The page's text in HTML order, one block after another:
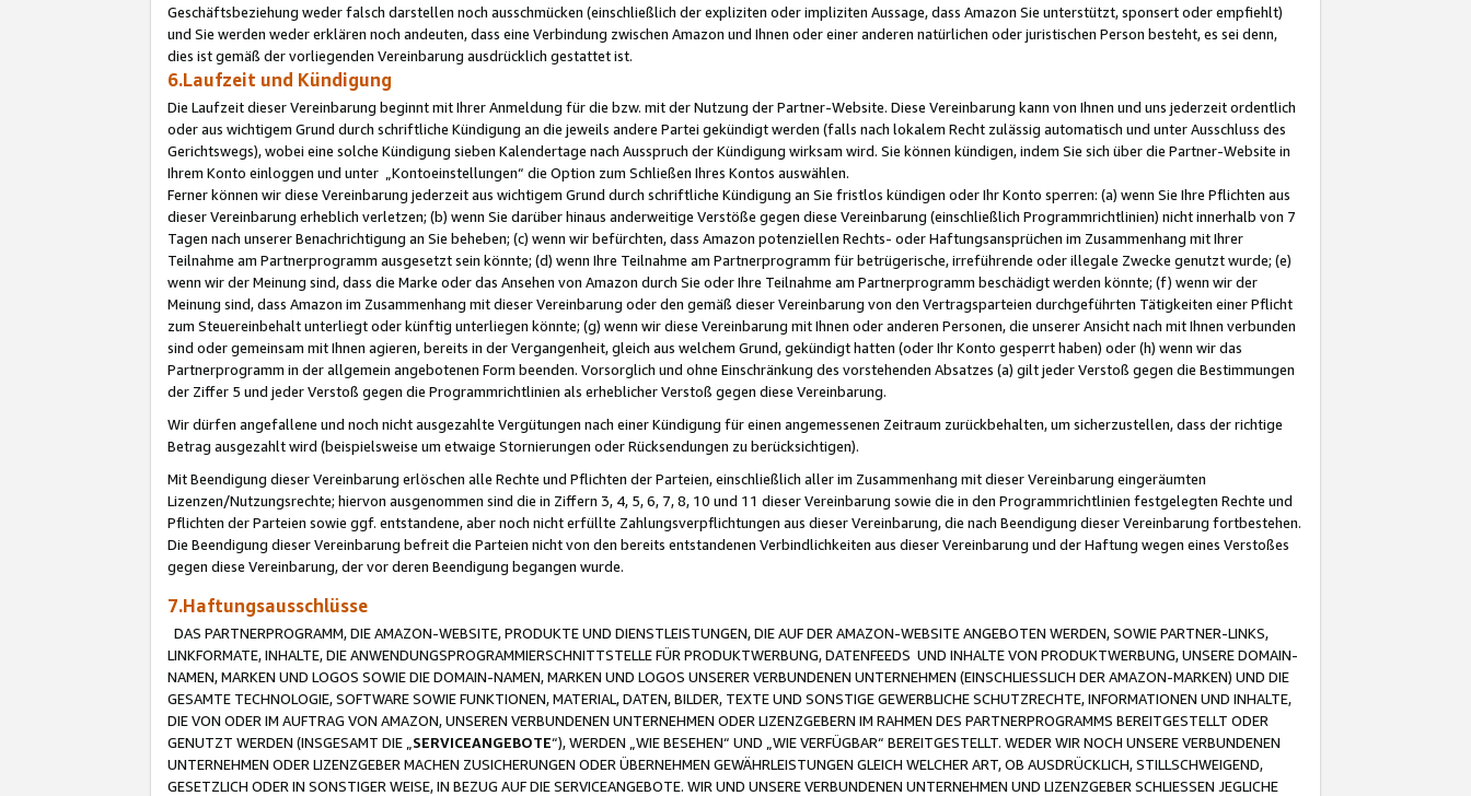
Geschäftsbeziehung weder falsch darstellen noch ausschmücken (einschließlich der expliziten oder impliziten Aussage, dass Amazon Sie unterstützt, sponsert oder empfiehlt)
und Sie werden weder erklären noch andeuten, dass eine Verbindung zwischen Amazon und Ihnen oder einer anderen natürlichen oder juristischen Person besteht, es sei denn,
dies ist gemäß der vorliegenden Vereinbarung ausdrücklich gestattet ist.
6.Laufzeit und Kündigung
Die Laufzeit dieser Vereinbarung beginnt mit Ihrer Anmeldung für die bzw. mit der Nutzung der Partner-Website. Diese Vereinbarung kann von Ihnen und uns jederzeit ordentlich
oder aus wichtigem Grund durch schriftliche Kündigung an die jeweils andere Partei gekündigt werden (falls nach lokalem Recht zulässig automatisch und unter Ausschluss des
Gerichtswegs), wobei eine solche Kündigung sieben Kalendertage nach Ausspruch der Kündigung wirksam wird. Sie können kündigen, indem Sie sich über die Partner-Website in
Ihrem Konto einloggen und unter „Kontoeinstellungen“ die Option zum Schließen Ihres Kontos auswählen.
Ferner können wir diese Vereinbarung jederzeit aus wichtigem Grund durch schriftliche Kündigung an Sie fristlos kündigen oder Ihr Konto sperren: (a) wenn Sie Ihre Pflichten aus
dieser Vereinbarung erheblich verletzen; (b) wenn Sie darüber hinaus anderweitige Verstöße gegen diese Vereinbarung (einschließlich Programmrichtlinien) nicht innerhalb von 7
Tagen nach unserer Benachrichtigung an Sie beheben; (c) wenn wir befürchten, dass Amazon potenziellen Rechts- oder Haftungsansprüchen im Zusammenhang mit Ihrer
Teilnahme am Partnerprogramm ausgesetzt sein könnte; (d) wenn Ihre Teilnahme am Partnerprogramm für betrügerische, irreführende oder illegale Zwecke genutzt wurde; (e)
wenn wir der Meinung sind, dass die Marke oder das Ansehen von Amazon durch Sie oder Ihre Teilnahme am Partnerprogramm beschädigt werden könnte; (f) wenn wir der
Meinung sind, dass Amazon im Zusammenhang mit dieser Vereinbarung oder den gemäß dieser Vereinbarung von den Vertragsparteien durchgeführten Tätigkeiten einer Pflicht
zum Steuereinbehalt unterliegt oder künftig unterliegen könnte; (g) wenn wir diese Vereinbarung mit Ihnen oder anderen Personen, die unserer Ansicht nach mit Ihnen verbunden
sind oder gemeinsam mit Ihnen agieren, bereits in der Vergangenheit, gleich aus welchem Grund, gekündigt hatten (oder Ihr Konto gesperrt haben) oder (h) wenn wir das
Partnerprogramm in der allgemein angebotenen Form beenden. Vorsorglich und ohne Einschränkung des vorstehenden Absatzes (a) gilt jeder Verstoß gegen die Bestimmungen
der Ziffer 5 und jeder Verstoß gegen die Programmrichtlinien als erheblicher Verstoß gegen diese Vereinbarung.
Wir dürfen angefallene und noch nicht ausgezahlte Vergütungen nach einer Kündigung für einen angemessenen Zeitraum zurückbehalten, um sicherzustellen, dass der richtige
Betrag ausgezahlt wird (beispielsweise um etwaige Stornierungen oder Rücksendungen zu berücksichtigen).
Mit Beendigung dieser Vereinbarung erlöschen alle Rechte und Pflichten der Parteien, einschließlich aller im Zusammenhang mit dieser Vereinbarung eingeräumten
Lizenzen/Nutzungsrechte; hiervon ausgenommen sind die in Ziffern 3, 4, 5, 6, 7, 8, 10 und 11 dieser Vereinbarung sowie die in den Programmrichtlinien festgelegten Rechte und
Pflichten der Parteien sowie ggf. entstandene, aber noch nicht erfüllte Zahlungsverpflichtungen aus dieser Vereinbarung, die nach Beendigung dieser Vereinbarung fortbestehen.
Die Beendigung dieser Vereinbarung befreit die Parteien nicht von den bereits entstandenen Verbindlichkeiten aus dieser Vereinbarung und der Haftung wegen eines Verstoßes
gegen diese Vereinbarung, der vor deren Beendigung begangen wurde.
7.Haftungsausschlüsse
DAS PARTNERPROGRAMM, DIE AMAZON-WEBSITE, PRODUKTE UND DIENSTLEISTUNGEN, DIE AUF DER AMAZON-WEBSITE ANGEBOTEN WERDEN, SOWIE PARTNER-LINKS,
LINKFORMATE, INHALTE, DIE ANWENDUNGSPROGRAMMIERSCHNITTSTELLE FÜR PRODUKTWERBUNG, DATENFEEDS UND INHALTE VON PRODUKTWERBUNG, UNSERE DOMAIN-
NAMEN, MARKEN UND LOGOS SOWIE DIE DOMAIN-NAMEN, MARKEN UND LOGOS UNSERER VERBUNDENEN UNTERNEHMEN (EINSCHLIESSLICH DER AMAZON-MARKEN) UND DIE
GESAMTE TECHNOLOGIE, SOFTWARE SOWIE FUNKTIONEN, MATERIAL, DATEN, BILDER, TEXTE UND SONSTIGE GEWERBLICHE SCHUTZRECHTE, INFORMATIONEN UND INHALTE,
DIE VON ODER IM AUFTRAG VON AMAZON, UNSEREN VERBUNDENEN UNTERNEHMEN ODER LIZENZGEBERN IM RAHMEN DES PARTNERPROGRAMMS BEREITGESTELLT ODER
GENUTZT WERDEN (INSGESAMT DIE „ SERVICEANGEBOTE“), WERDEN „WIE BESEHEN“ UND „WIE VERFÜGBAR“ BEREITGESTELLT. WEDER WIR NOCH UNSERE VERBUNDENEN
UNTERNEHMEN ODER LIZENZGEBER MACHEN ZUSICHERUNGEN ODER ÜBERNEHMEN GEWÄHRLEISTUNGEN GLEICH WELCHER ART, OB AUSDRÜCKLICH, STILLSCHWEIGEND,
GESETZLICH ODER IN SONSTIGER WEISE, IN BEZUG AUF DIE SERVICEANGEBOTE. WIR UND UNSERE VERBUNDENEN UNTERNEHMEN UND LIZENZGEBER SCHLIESSEN JEGLICHE